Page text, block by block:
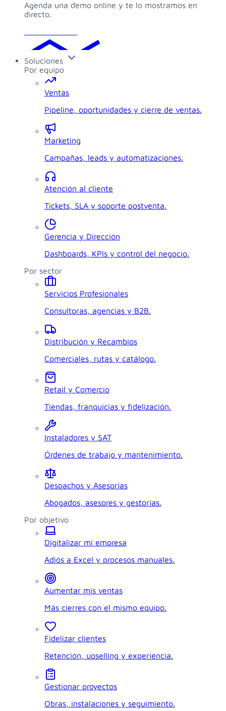
Agenda una demo online y te lo mostramos en
directo.
Soluciones
Por equipo
Ventas
Pipeline, oportunidades y cierre de ventas.
Marketing
Campañas, leads y automatizaciones.
Atención al cliente
Tickets, SLA y soporte postventa.
Gerencia y Dirección
Dashboards, KPIs y control del negocio.
Por sector
Servicios Profesionales
Consultoras, agencias y B2B.
Distribución y Recambios
Comerciales, rutas y catálogo.
Retail y Comercio
Tiendas, franquicias y fidelización.
Instaladores y SAT
Órdenes de trabajo y mantenimiento.
Despachos y Asesorías
Abogados, asesores y gestorías.
Por objetivo
Digitalizar mi empresa
Adiós a Excel y procesos manuales.
Aumentar mis ventas
Más cierres con el mismo equipo.
Fidelizar clientes
Retención, upselling y experiencia.
Gestionar proyectos
Obras, instalaciones y seguimiento.